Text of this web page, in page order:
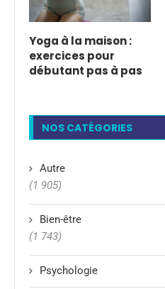
Yoga à la maison :
exercices pour
débutant pas à pas
NOS CATÉGORIES
Autre
(1 905)
Bien-être
(1 743)
Psychologie